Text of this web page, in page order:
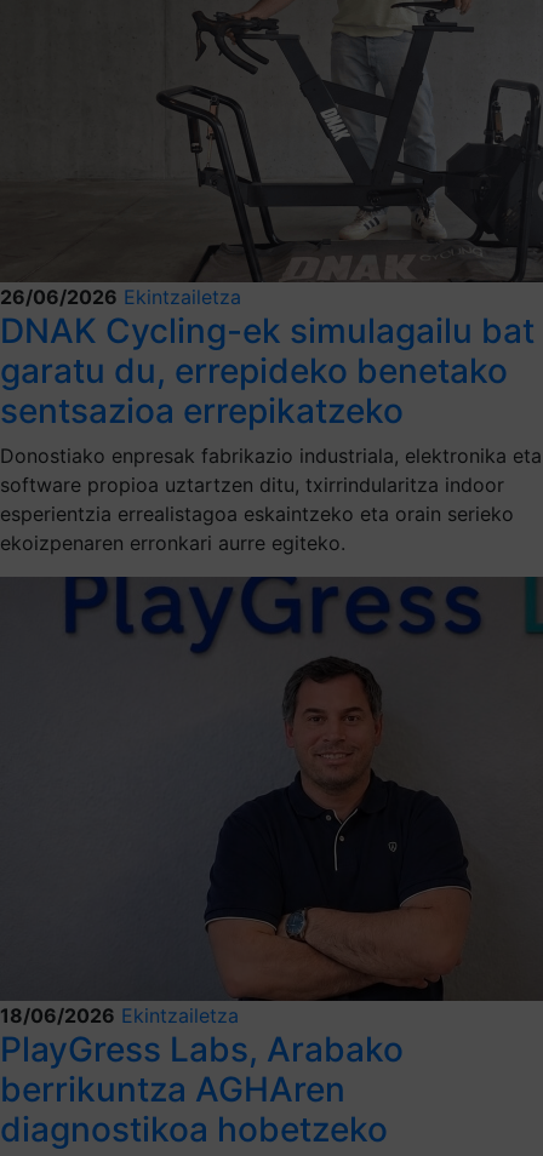
26/06/2026 Ekintzailetza
DNAK Cycling-ek simulagailu bat
garatu du, errepideko benetako
sentsazioa errepikatzeko
Donostiako enpresak fabrikazio industriala, elektronika eta
software propioa uztartzen ditu, txirrindularitza indoor
esperientzia errealistagoa eskaintzeko eta orain serieko
ekoizpenaren erronkari aurre egiteko.
18/06/2026 Ekintzailetza
PlayGress Labs, Arabako
berrikuntza AGHAren
diagnostikoa hobetzeko